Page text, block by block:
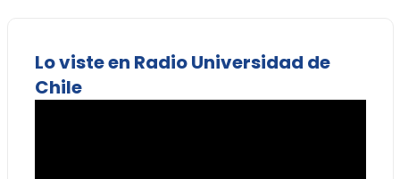
Lo viste en Radio Universidad de
Chile